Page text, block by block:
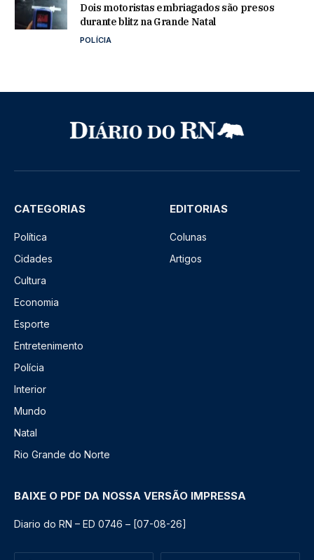
Dois motoristas embriagados são presos
durante blitz na Grande Natal
POLÍCIA
CATEGORIAS
Política
Cidades
Cultura
Economia
Esporte
Entretenimento
Polícia
Interior
Mundo
Natal
Rio Grande do Norte
EDITORIAS
Colunas
Artigos
BAIXE O PDF DA NOSSA VERSÃO IMPRESSA
Diario do RN – ED 0746 – [07-08-26]